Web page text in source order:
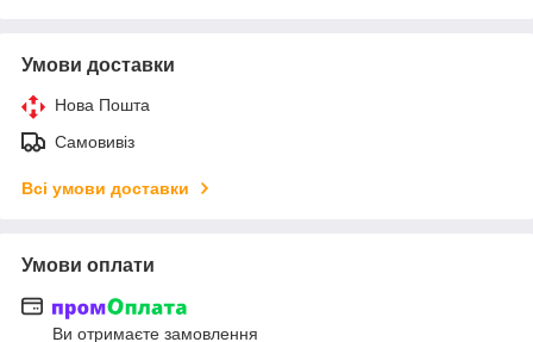
Умови доставки
Нова Пошта
Самовивіз
Всі умови доставки
Умови оплати
Ви отримаєте замовлення